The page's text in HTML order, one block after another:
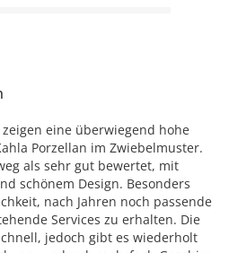
eine überwiegend hohe
Porzellan im Zwiebelmuster.
als sehr gut bewertet, mit
schönem Design. Besonders
nach Jahren noch passende
Services zu erhalten. Die
jedoch gibt es wiederholt